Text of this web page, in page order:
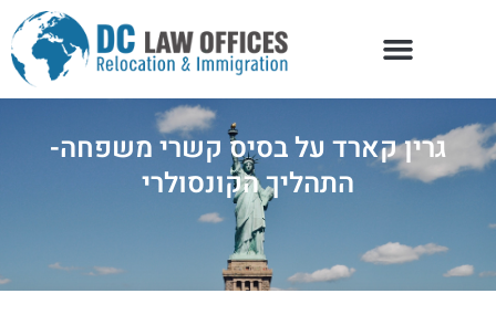
גרין קארד על בסיס קשרי משפחה-
התהליך הקונסולרי